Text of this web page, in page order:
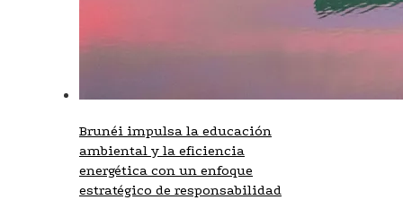
Brunéi impulsa la educación
ambiental y la eficiencia
energética con un enfoque
estratégico de responsabilidad